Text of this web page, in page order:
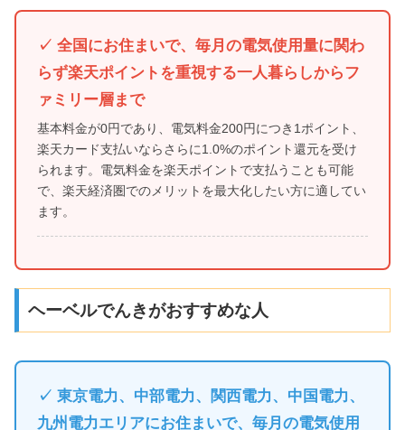
✓ 全国にお住まいで、毎月の電気使用量に関わ
らず楽天ポイントを重視する一人暮らしからフ
ァミリー層まで
基本料金が0円であり、電気料金200円につき1ポイント、
楽天カード支払いならさらに1.0%のポイント還元を受け
られます。電気料金を楽天ポイントで支払うことも可能
で、楽天経済圏でのメリットを最大化したい方に適してい
ます。
ヘーベルでんきがおすすめな人
✓ 東京電力、中部電力、関西電力、中国電力、
九州電力エリアにお住まいで、毎月の電気使用